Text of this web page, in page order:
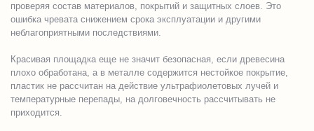
проверяя состав материалов, покрытий и защитных слоев. Это
ошибка чревата снижением срока эксплуатации и другими
неблагоприятными последствиями.
Красивая площадка еще не значит безопасная, если древесина
плохо обработана, а в металле содержится нестойкое покрытие,
пластик не рассчитан на действие ультрафиолетовых лучей и
температурные перепады, на долговечность рассчитывать не
приходится.